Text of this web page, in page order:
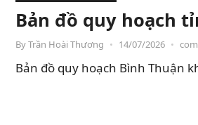
Bản đồ quy hoạch
ByTrần Hoài Thương • 14/07/2026 •
Bản đồ quy hoạch Bình Thuận